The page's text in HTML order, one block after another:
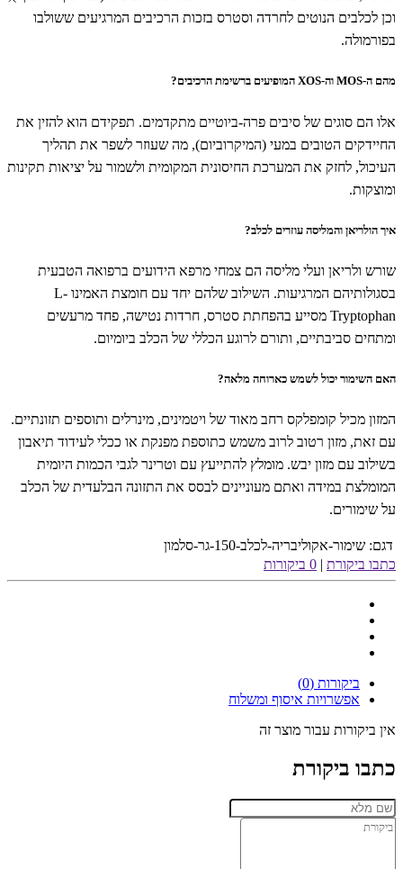
וכן לכלבים הנוטים לחרדה וסטרס בזכות הרכיבים המרגיעים ששולבו
בפורמולה.
מהם ה-MOS וה-XOS המופיעים ברשימת הרכיבים?
אלו הם סוגים של סיבים פרה-ביוטיים מתקדמים. תפקידם הוא להזין את
החיידקים הטובים במעי (המיקרוביום), מה שעוזר לשפר את תהליך
העיכול, לחזק את המערכת החיסונית המקומית ולשמור על יציאות תקינות
ומוצקות.
איך הולריאן והמליסה עוזרים לכלב?
שורש ולריאן ועלי מליסה הם צמחי מרפא הידועים ברפואה הטבעית
בסגולותיהם המרגיעות. השילוב שלהם יחד עם חומצת האמינו L-
Tryptophan מסייע בהפחתת סטרס, חרדות נטישה, פחד מרעשים
ומתחים סביבתיים, ותורם לרוגע הכללי של הכלב ביומיום.
האם השימור יכול לשמש כארוחה מלאה?
המזון מכיל קומפלקס רחב מאוד של ויטמינים, מינרלים ותוספים תזונתיים.
עם זאת, מזון רטוב לרוב משמש כתוספת מפנקת או ככלי לעידוד תיאבון
בשילוב עם מזון יבש. מומלץ להתייעץ עם וטרינר לגבי הכמות היומית
המומלצת במידה ואתם מעוניינים לבסס את התזונה הבלעדית של הכלב
על שימורים.
דגם: שימור-אקוליבריה-לכלב-150-גר-סלמון
כתבו ביקורת | 0 ביקורות
ביקורות (0)
אפשרויות איסוף ומשלוח
אין ביקורות עבור מוצר זה
כתבו ביקורת